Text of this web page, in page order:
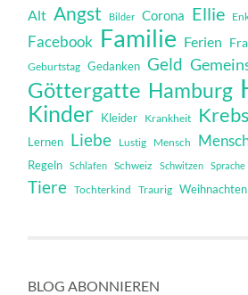
Alt Angst Bilder Corona Ellie
Facebook Familie Ferien
Geburtstag Gedanken Geld
Göttergatte Hamburg
Kinder Kleider Krankheit Krebs
Lernen Liebe Lustig Mensch
Regeln Schlafen Schweiz Schwitzen Sprache
Tiere Tochterkind Traurig Weihnachten
BLOG ABONNIEREN